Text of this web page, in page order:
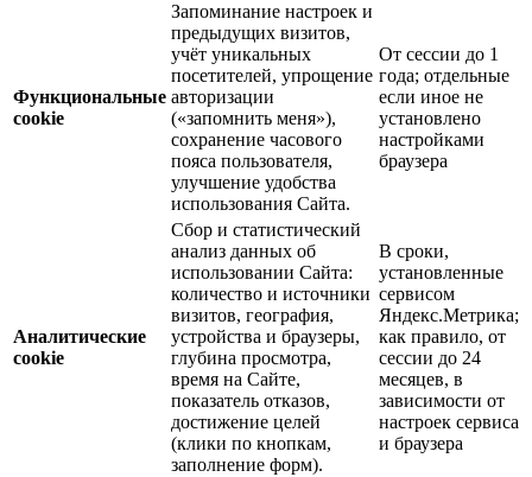
Функциональные
cookie
Запоминание настроек и
предыдущих визитов,
учёт уникальных
посетителей, упрощение
авторизации
(«запомнить меня»),
сохранение часового
пояса пользователя,
улучшение удобства
использования Сайта.
От сессии до 1
года; отдельные
если иное не
установлено
настройками
браузера
Аналитические
cookie
Сбор и статистический
анализ данных об
использовании Сайта:
количество и источники
визитов, география,
устройства и браузеры,
глубина просмотра,
время на Сайте,
показатель отказов,
достижение целей
(клики по кнопкам,
заполнение форм).
В сроки,
установленные
сервисом
Яндекс.Метрика;
как правило, от
сессии до 24
месяцев, в
зависимости от
настроек сервиса
и браузера